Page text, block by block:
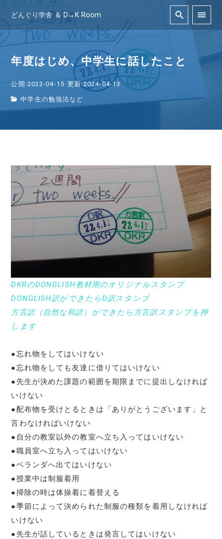
どんぐり学舎 ＆ D→K Room
年度はじめ、中学生に話したこと
公開:2022-04-15 更新:2024-04-13
中学生の勉強法など
DKRのDONGLISH教材用のオリジナルスタンプ
DONGLISH訳ができたらD訳スタンプ
方言訳（自然な和訳）ができたら方言訳スタンプを押
します
●忘れ物をしてはいけない
●忘れ物をしても友達に借りてはいけない
●先生が決めた課題の範囲を期限までに提出しなければ
いけない
●配布物を受けとるときは「ありがとうございます」と
言わなければいけない
●自分の教室以外の教室へ立ち入ってはいけない
●職員室へ立ち入ってはいけない
●ベランダへ出てはいけない
●授業中は制服着用
●掃除の時は体操着に着替える
●季節によって決められた制服の種類を着用しなければ
いけない
●先生が話しているときは発言してはいけない